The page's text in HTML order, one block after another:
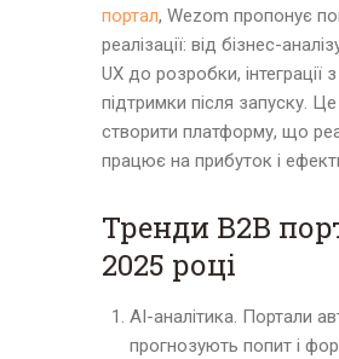
портал, Wezom пропонує
реалізації: від бізнес-
UX до розробки, інтеграції
підтримки після запуску.
створити платформу, що
працює на прибуток і
Тренди B2B
2025 році
AI-аналітика. Портали
прогнозують попит і